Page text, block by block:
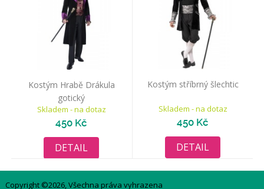
Kostým Hrabě Drákula
gotický
Skladem - na dotaz
450 Kč
DETAIL
Kostým stříbrný šlechtic
Skladem - na dotaz
450 Kč
DETAIL
Copyright ©2026, Všechna práva vyhrazena